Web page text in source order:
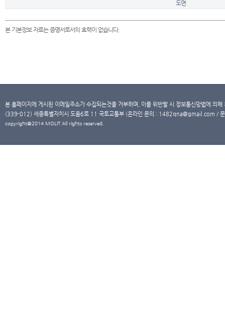
도면
본 기본정보 자료는 증명서로서의 효력이 없습니다.
본 홈페이지에 게시된 이메일주소가 수집되는것을 거부하며, 이를 위반할 시 정보통신망법에 의
(339-012) 세종특별자치시 도움6로 11 국토교통부 (온라인 문의 : 1482qna@gmail.com /
copyright@2014 MOLIT All rights reserved.